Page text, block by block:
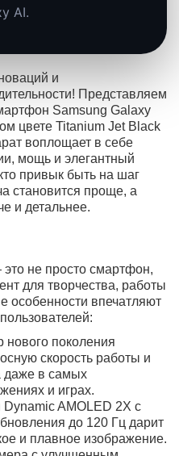
особенности
линейки:
выраженный
расширенные
и более
для
из прочных
и
надёжности и
вид.